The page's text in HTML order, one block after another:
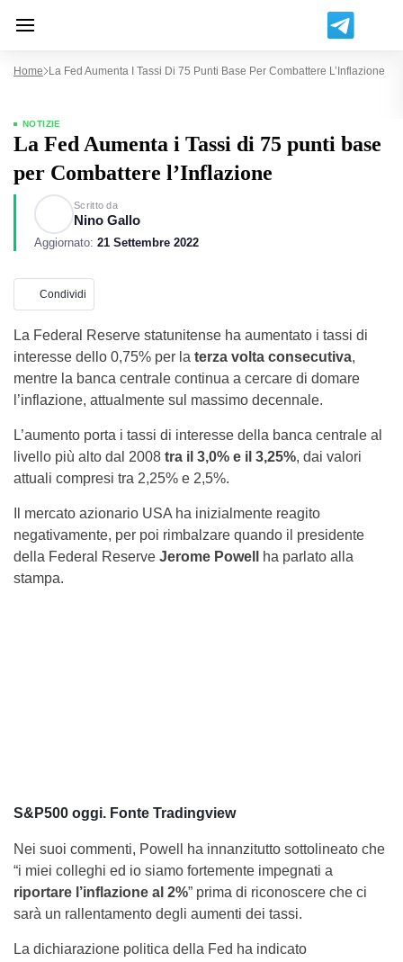
Home La Fed Aumenta I Tassi Di 75 Punti Base Per Combattere L’Inflazione
NOTIZIE
La Fed Aumenta i Tassi di 75 punti base
per Combattere l’Inflazione
Scritto da
Nino Gallo
Aggiornato: 21 Settembre 2022
Condividi
La Federal Reserve statunitense ha aumentato i tassi di
interesse dello 0,75% per la terza volta consecutiva,
mentre la banca centrale continua a cercare di domare
l’inflazione, attualmente sul massimo decennale.
L’aumento porta i tassi di interesse della banca centrale al
livello più alto dal 2008 tra il 3,0% e il 3,25%, dai valori
attuali compresi tra 2,25% e 2,5%.
Il mercato azionario USA ha inizialmente reagito
negativamente, per poi rimbalzare quando il presidente
della Federal Reserve Jerome Powell
ha parlato alla
stampa.
S&P500 oggi. Fonte Tradingview
Nei suoi commenti, Powell ha innanzitutto sottolineato che
“i miei colleghi ed io siamo fortemente impegnati a
riportare l’inflazione al 2%” prima di riconoscere che ci
sarà un rallentamento degli aumenti dei tassi.
La dichiarazione politica della Fed ha indicato